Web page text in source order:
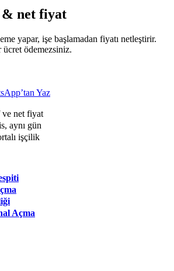
& net fiyat
yapar, işe başlamadan fiyatı netleştirir.
ücret ödemezsiniz.
Yaz
net fiyat
aynı gün
işçilik
Açma